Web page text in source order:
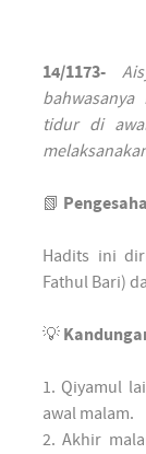
14/1173-
tidur di
📗
Hadits ini
Fathul Bari)
💡
1. Qiyamul
awal malam.
2. Akhir